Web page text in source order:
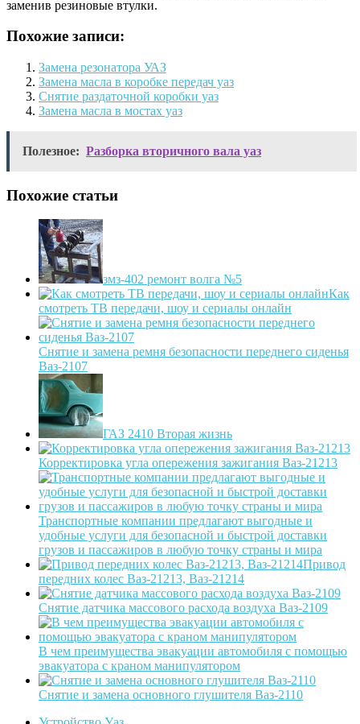
заменив резиновые втулки.
Похожие записи:
Замена резонатора УАЗ
Замена масла в коробке передач уаз
Снятие раздаточной коробки уаз
Замена масла в мостах уаз
Полезное: Разборка вторичного вала уаз
Похожие статьи
змз-402 ремонт волга №5
Как
смотреть ТВ передачи, шоу и сериалы онлайн
Снятие и замена ремня безопасности переднего сиденья
Ваз-2107
ГАЗ 2410 Вторая жизнь
Корректировка угла опережения зажигания Ваз-21213
Транспортные компании предлагают выгодные и
удобные услуги для безопасной и быстрой доставки
грузов и пассажиров в любую точку страны и мира
Привод
передних колес Ваз-21213, Ваз-21214
Снятие датчика массового расхода воздуха Ваз-2109
В чем преимущества эвакуации автомобиля с помощью
эвакуатора с краном манипулятором
Снятие и замена основного глушителя Ваз-2110